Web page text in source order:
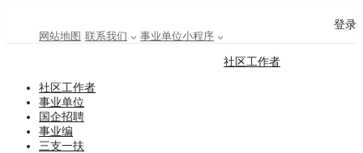
网站地图 联系我们 事业单位小程序
登录
社区工作者
社区工作者
事业单位
国企招聘
事业编
三支一扶